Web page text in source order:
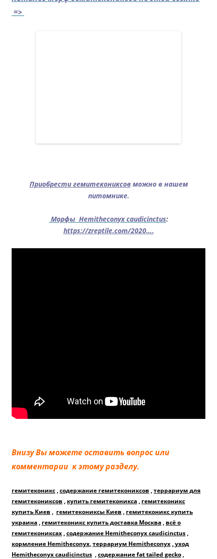
=>
Приобрести гемитекониксовможно в нашем
питомнике.
Морфы Hemitheconyx caudicinctus:
https://zreptile.com/2020….
Внизу Вы можете оставить вопрос или
комментарии к этому разделу.
гемитеконикс,содержание гемитекониксов ,террариум для
гемитекониксов , купить гемитеконикса, гемитеконикс
купить Киев , гемитекониксы Киев , гемитеконикс купить
украина, гемитеконикс купить доставка Москва, всё о
гемитекониксах,содержание Hemitheconyx caudicinctus,
кормление Hemitheconyx,террариум Hemitheconyx,уход
Hemitheconyx caudicinctus ,содержание fat tailed gecko,